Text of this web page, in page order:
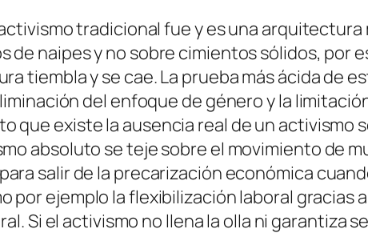
tradicional fue y es una
de naipes y no sobre cimientos sólidos, por
tiembla y se cae. La prueba más ácida de
del enfoque de género y la
que existe la ausencia real de un activismo
absoluto se teje sobre el movimiento de
salir de la precarización económica
por ejemplo la flexibilización laboral gracias
Si el activismo no llena la olla ni garantiza